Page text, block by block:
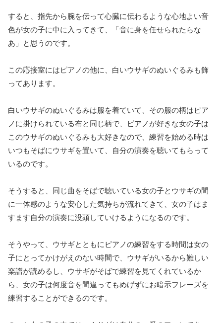
すると、指先から腕を伝って心臓に伝わるような心地よい音
色が女の子に中に入ってきて、「音に身を任せられたらな
あ」と思うのです。
この応接室にはピアノの他に、白いウサギのぬいぐるみも飾
ってあります。
白いウサギのぬいぐるみは服を着ていて、その服の柄はピア
ノに掛けられている布と同じ柄で、ピアノが好きな女の子は
このウサギのぬいぐるみも大好きなので、練習を始める時は
いつもそばにウサギを置いて、自分の演奏を聴いてもらって
いるのです。
そうすると、同じ曲をそばで聴いている女の子とウサギの間
に一体感のような安心した気持ちが流れてきて、女の子はま
すます自分の演奏に没頭していけるようになるのです。
そうやって、ウサギとともにピアノの練習をする時間は女の
子にとってかけがえのない時間で、ウサギがいるから難しい
楽譜が読めるし、ウサギがそばで練習を見てくれているか
ら、女の子は何度音を間違ってもめげずにお暗示フレーズを
練習することができるのです。